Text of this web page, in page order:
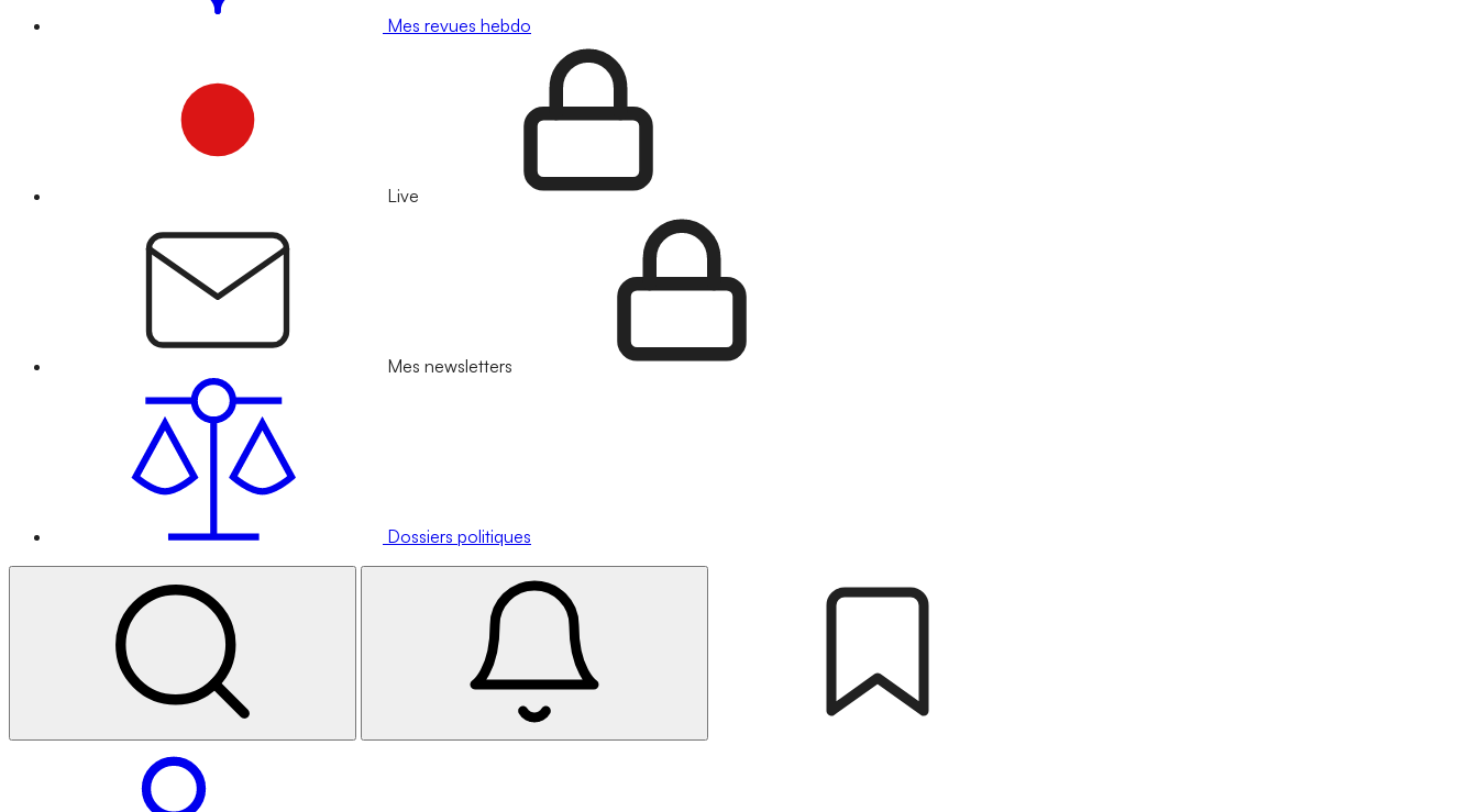
Mes revues hebdo
Live
Mes newsletters
Dossiers politiques